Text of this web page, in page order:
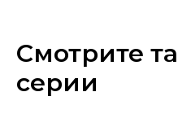
блоками для
Спинка
съемные.
Подушки сиденья
Смотрите
серии